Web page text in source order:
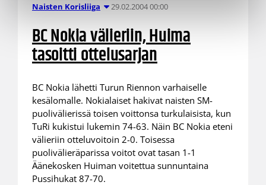
Naisten Korisliiga 29.02.2004 00:00
BC Nokia välieriin, Huima
tasoitti ottelusarjan
BC Nokia lähetti Turun Riennon varhaiselle
kesälomalle. Nokialaiset hakivat naisten SM-
puolivälierissä toisen voittonsa turkulaisista, kun
TuRi kukistui lukemin 74-63. Näin BC Nokia eteni
välieriin otteluvoitoin 2-0. Toisessa
puolivälieräparissa voitot ovat tasan 1-1
Äänekosken Huiman voitettua sunnuntaina
Pussihukat 87-70.